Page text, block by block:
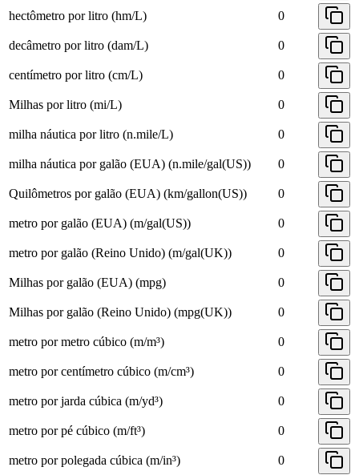
hectômetro por litro (hm/L) 0
decâmetro por litro (dam/L) 0
centímetro por litro (cm/L) 0
Milhas por litro (mi/L) 0
milha náutica por litro (n.mile/L) 0
milha náutica por galão (EUA) (n.mile/gal(US)) 0
Quilômetros por galão (EUA) (km/gallon(US)) 0
metro por galão (EUA) (m/gal(US)) 0
metro por galão (Reino Unido) (m/gal(UK)) 0
Milhas por galão (EUA) (mpg) 0
Milhas por galão (Reino Unido) (mpg(UK)) 0
metro por metro cúbico (m/m³) 0
metro por centímetro cúbico (m/cm³) 0
metro por jarda cúbica (m/yd³) 0
metro por pé cúbico (m/ft³) 0
metro por polegada cúbica (m/in³) 0